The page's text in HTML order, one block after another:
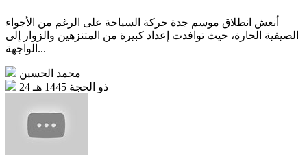
أنعش انطلاق موسم جدة حركة السياحة على الرغم من الأجواء
الصيفية الحارة، حيث توافدت إعداد كبيرة من المتنزهين والزوار إلى
الواجهة...
محمد الحسين
24 ذو الحجة 1445 هـ